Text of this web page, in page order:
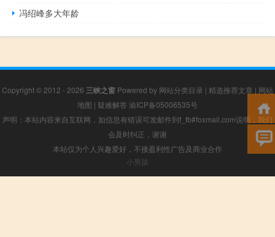
冯绍峰多大年龄
Copyright © 2012 - 2026 三峡之窗 Powered by 网站分类目录 | 精选推荐文章 | 网站
地图 | 疑难解答 渝ICP备05006535号
声明：本站内容来自互联网，如信息有错误可发邮件到f_fb#foxmail.com说明，我们
会及时纠正，谢谢
本站仅为个人兴趣爱好，不接盈利性广告及商业合作
小男孩